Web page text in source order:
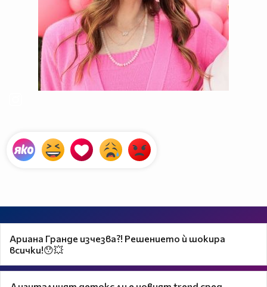
Ариана Гранде изчезва?! Решението ѝ шокира
всички!😯💥